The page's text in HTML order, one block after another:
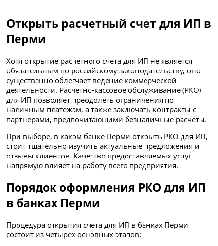
Открыть расчетный счет для ИП в
Перми
Хотя открытие расчетного счета для ИП не является
обязательным по российскому законодательству, оно
существенно облегчает ведение коммерческой
деятельности. Расчетно-кассовое обслуживание (РКО)
для ИП позволяет преодолеть ограничения по
наличным платежам, а также заключать контракты с
партнерами, предпочитающими безналичные расчеты.
При выборе, в каком банке Перми открыть РКО для ИП,
стоит тщательно изучить актуальные предложения и
отзывы клиентов. Качество предоставляемых услуг
напрямую влияет на работу всего предприятия.
Порядок оформления РКО для ИП
в банках Перми
Процедура открытия счета для ИП в банках Перми
состоит из четырех основных этапов: